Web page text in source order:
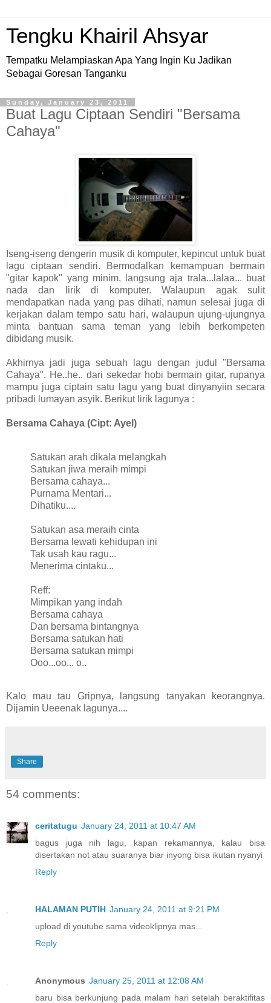
Tengku Khairil Ahsyar
Tempatku Melampiaskan Apa Yang Ingin Ku Jadikan
Sebagai Goresan Tanganku
Sunday, January 23, 2011
Buat Lagu Ciptaan Sendiri "Bersama
Cahaya"
Iseng-iseng dengerin musik di komputer, kepincut untuk buat
lagu ciptaan sendiri. Bermodalkan kemampuan bermain
"gitar kapok" yang minim, langsung aja trala...lalaa... buat
nada dan lirik di komputer. Walaupun agak sulit
mendapatkan nada yang pas dihati, namun selesai juga di
kerjakan dalam tempo satu hari, walaupun ujung-ujungnya
minta bantuan sama teman yang lebih berkompeten
dibidang musik.
Akhirnya jadi juga sebuah lagu dengan judul "Bersama
Cahaya". He..he.. dari sekedar hobi bermain gitar, rupanya
mampu juga ciptain satu lagu yang buat dinyanyiin secara
pribadi lumayan asyik. Berikut lirik lagunya :
Bersama Cahaya (Cipt: Ayel)
Satukan arah dikala melangkah
Satukan jiwa meraih mimpi
Bersama cahaya...
Purnama Mentari...
Dihatiku....
Satukan asa meraih cinta
Bersama lewati kehidupan ini
Tak usah kau ragu...
Menerima cintaku...
Reff:
Mimpikan yang indah
Bersama cahaya
Dan bersama bintangnya
Bersama satukan hati
Bersama satukan mimpi
Ooo...oo... o..
Kalo mau tau Gripnya, langsung tanyakan keorangnya.
Dijamin Ueeenak lagunya....
Share
54 comments:
ceritatugu January 24, 2011 at 10:47 AM
bagus juga nih lagu, kapan rekamannya, kalau bisa
disertakan not atau suaranya biar inyong bisa ikutan nyanyi
Reply
HALAMAN PUTIH January 24, 2011 at 9:21 PM
upload di youtube sama videoklipnya mas...
Reply
Anonymous January 25, 2011 at 12:08 AM
baru bisa berkunjung pada malam hari setelah beraktifitas